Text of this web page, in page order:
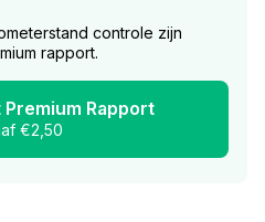
controle zijn
rapport.
Rapport
€2,50